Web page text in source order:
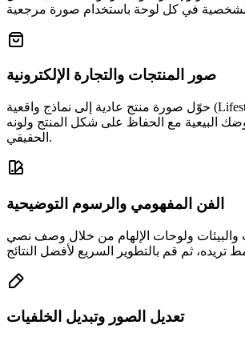
صور المنتجات والتجارة الإلكترونية
حوّل صورة منتج عادية إلى نماذج واقعية (Lifestyle) وخلفيات
البيعية مع الحفاظ على شكل المنتج ولونه
الحقيقي.
الفن المفهومي والرسوم التوضيحية
ولوحات الإلهام من خلال وصف نصي
تعديل الصور وتبديل الخلفيات